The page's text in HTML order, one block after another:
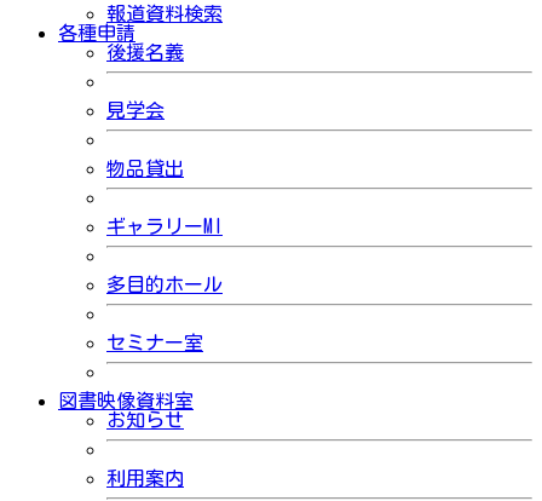
報道資料検索
各種申請
後援名義
見学会
物品貸出
ギャラリーMI
多目的ホール
セミナー室
図書映像資料室
お知らせ
利用案内